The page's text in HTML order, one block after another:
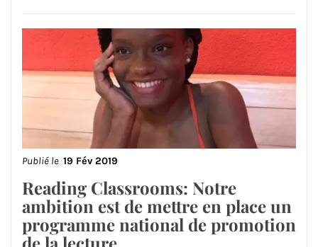
Publié le 19 Fév 2019
Reading Classrooms: Notre
ambition est de mettre en place un
programme national de promotion